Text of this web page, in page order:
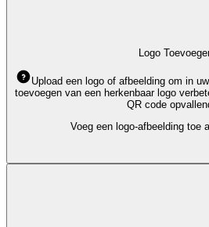
Logo
Upload een logo of afbeelding om in
toevoegen van een herkenbaar logo
QR code
Voeg een logo-afbeelding toe